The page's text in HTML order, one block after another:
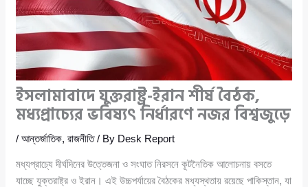
ইসলামাবাদে যুক্তরাষ্ট্র-ইরান শীর্ষ বৈঠক,
মধ্যপ্রাচ্যের ভবিষ্যৎ নির্ধারণে নজর বিশ্বজুড়ে
/আন্তর্জাতিক,রাজনীতি/ By Desk Report
মধ্যপ্রাচ্যে দীর্ঘদিনের উত্তেজনা ও সংঘাত নিরসনে কূটনৈতিক আলোচনায় বসতে
যাচ্ছে যুক্তরাষ্ট্র ও ইরান। এই উচ্চপর্যায়ের বৈঠকের মধ্যস্থতায় রয়েছে পাকিস্তান, যা